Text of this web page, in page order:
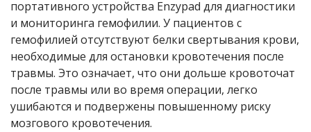
портативного устройства Enzypad для диагностики
и мониторинга гемофилии. У пациентов с
гемофилией отсутствуют белки свертывания крови,
необходимые для остановки кровотечения после
травмы. Это означает, что они дольше кровоточат
после травмы или во время операции, легко
ушибаются и подвержены повышенному риску
мозгового кровотечения.